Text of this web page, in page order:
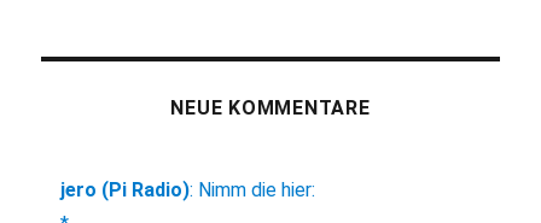
NEUE KOMMENTARE
jero (Pi Radio): Nimm die hier: